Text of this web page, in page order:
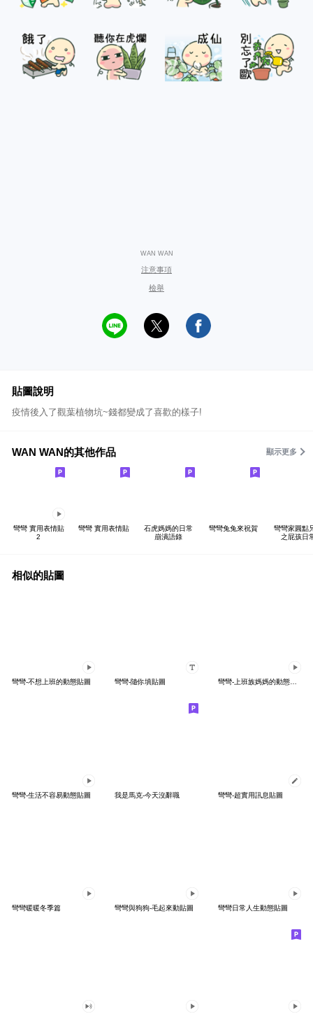
WAN WAN
注意事項
檢舉
貼圖說明
疫情後入了觀葉植物坑~錢都變成了喜歡的樣子!
WAN WAN的其他作品 顯示更多
彎彎 實用表情貼
2
彎彎 實用表情貼
石虎媽媽的日常
崩潰語錄
彎彎兔兔來祝賀
彎彎家圓點
之屁孩日
相似的貼圖
彎彎-不想上班的動態貼圖 彎彎-隨你填貼圖 彎彎-上班族媽媽的動態貼圖
彎彎-生活不容易動態貼圖 我是馬克-今天沒辭職 彎彎-超實用訊息貼圖
彎彎暖暖冬季篇 彎彎與狗狗-毛起來動貼圖 彎彎日常人生動態貼圖